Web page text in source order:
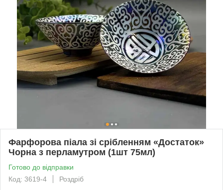
Фарфорова піала зі срібленням «Достаток»
Чорна з перламутром (1шт 75мл)
Готово до відправки
Код: 3619-4
Роздріб